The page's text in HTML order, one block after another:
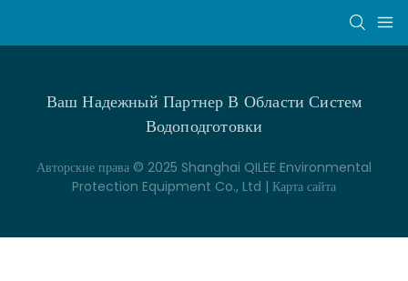
Ваш Надежный Партнер В Области Систем
Водоподготовки
Авторские права © 2025 Shanghai QILEE Environmental
Protection Equipment Co., Ltd | Карта сайта